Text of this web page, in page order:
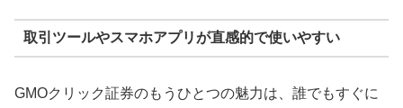
取引ツールやスマホアプリが直感的で使いやすい
GMOクリック証券のもうひとつの魅力は、誰でもすぐに